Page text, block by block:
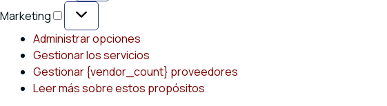
Marketing
Marketing
Administrar opciones
Gestionar los servicios
Gestionar {vendor_count} proveedores
Leer más sobre estos propósitos